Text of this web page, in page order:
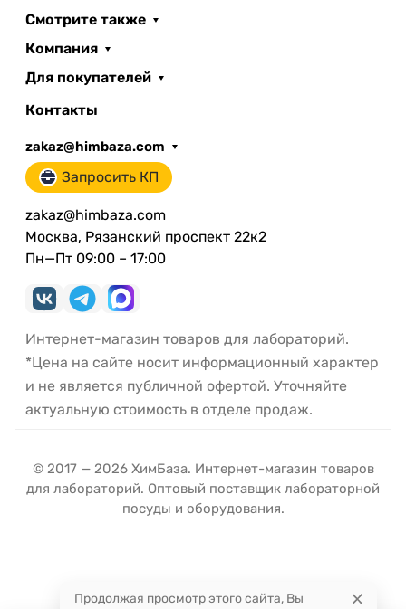
Смотрите также
Компания
Для покупателей
Контакты
zakaz@himbaza.com
Запросить КП
zakaz@himbaza.com
Москва, Рязанский проспект 22к2
Пн—Пт 09:00 – 17:00
Интернет-магазин товаров для лабораторий.
*Цена на сайте носит информационный характер
и не является публичной офертой. Уточняйте
актуальную стоимость в отделе продаж.
© 2017 — 2026 ХимБаза. Интернет-магазин товаров
для лабораторий. Оптовый поставщик лабораторной
посуды и оборудования.
Продолжая просмотр этого сайта, Вы